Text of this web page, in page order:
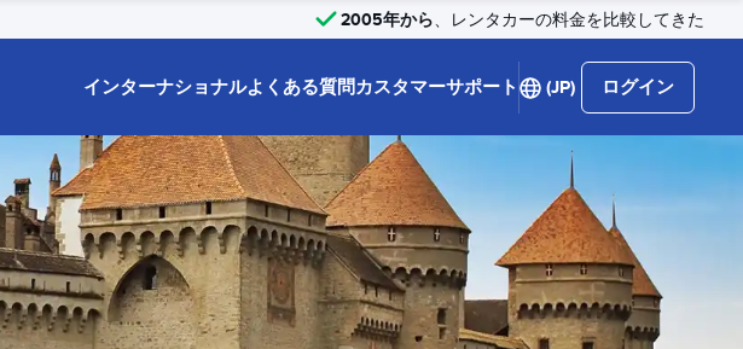
2005年から、レンタカーの料金を比較してきた
インターナショナルよくある質問カスタマーサポート (JP) ログイン